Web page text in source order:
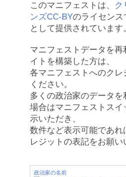
このマニフェストは、
ク
ンズCC-BYのライセンス
として提供されています
マニフェストデータを
イトを構築した方は、
各マニフェストへのクレ
ください。
多くの政治家のデータを
場合はマニフェストスイ
示いただき、
数件など表示可能であれ
レジットの表記をお願い
政治家の名前